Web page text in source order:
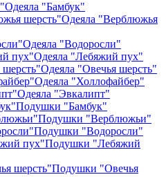
Одеяла "Бамбук"
Одеяла "Верблюжья
Одеяла "Водоросли"
Одеяла "Лебяжий пух"
Одеяла "Овечья шерсть"
Одеяла "Холлофайбер"
Одеяла "Эвкалипт"
Подушки "Бамбук"
Подушки "Верблюжьи"
Подушки "Водоросли"
Подушки "Лебяжий
Подушки "Овечья